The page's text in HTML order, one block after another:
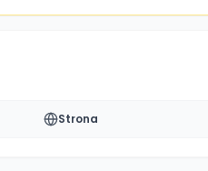
Strona